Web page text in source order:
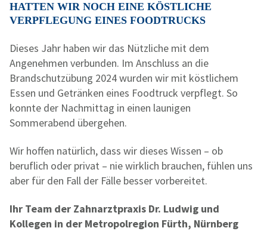
HATTEN WIR NOCH EINE KÖSTLICHE
VERPFLEGUNG EINES FOODTRUCKS
Dieses Jahr haben wir das Nützliche mit dem
Angenehmen verbunden. Im Anschluss an die
Brandschutzübung 2024 wurden wir mit köstlichem
Essen und Getränken eines Foodtruck verpflegt. So
konnte der Nachmittag in einen launigen
Sommerabend übergehen.
Wir hoffen natürlich, dass wir dieses Wissen – ob
beruflich oder privat – nie wirklich brauchen, fühlen uns
aber für den Fall der Fälle besser vorbereitet.
Ihr Team der Zahnarztpraxis Dr. Ludwig und
Kollegen in der Metropolregion Fürth, Nürnberg